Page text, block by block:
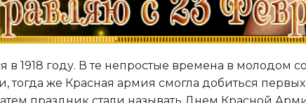
1918 году. В те непростые времена в молодом
тогда же Красная армия смогла добиться